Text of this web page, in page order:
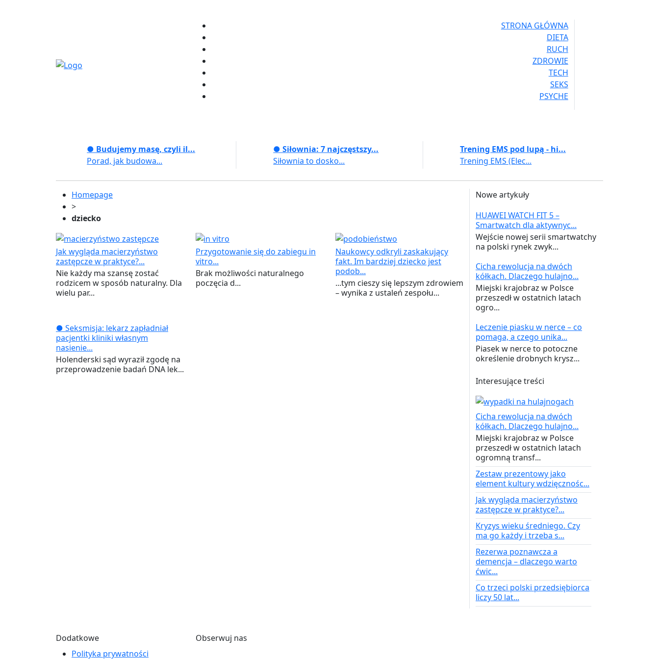
STRONA GŁÓWNA
DIETA
RUCH
ZDROWIE
TECH
SEKS
PSYCHE
● Budujemy masę, czyli il...
Porad, jak budowa...
● Siłownia: 7 najczęstszy...
Siłownia to dosko...
Trening EMS pod lupą - hi...
Trening EMS (Elec...
Homepage
>
dziecko
Jak wygląda macierzyństwo
zastępcze w praktyce?...
Nie każdy ma szansę zostać
rodzicem w sposób naturalny. Dla
wielu par...
Przygotowanie się do zabiegu in
vitro...
Brak możliwości naturalnego
poczęcia d...
Naukowcy odkryli zaskakujący
fakt. Im bardziej dziecko jest
podob...
...tym cieszy się lepszym zdrowiem
– wynika z ustaleń zespołu...
● Seksmisja: lekarz zapładniał
pacjentki kliniki własnym
nasienie...
Holenderski sąd wyraził zgodę na
przeprowadzenie badań DNA lek...
Nowe artykuły
HUAWEI WATCH FIT 5 –
Smartwatch dla aktywnyc...
Wejście nowej serii smartwatchy
na polski rynek zwyk...
Cicha rewolucja na dwóch
kółkach. Dlaczego hulajno...
Miejski krajobraz w Polsce
przeszedł w ostatnich latach
ogro...
Leczenie piasku w nerce – co
pomaga, a czego unika...
Piasek w nerce to potoczne
określenie drobnych krysz...
Interesujące treści
Cicha rewolucja na dwóch
kółkach. Dlaczego hulajno...
Miejski krajobraz w Polsce
przeszedł w ostatnich latach
ogromną transf...
Zestaw prezentowy jako
element kultury wdzięcznośc...
Jak wygląda macierzyństwo
zastępcze w praktyce?...
Kryzys wieku średniego. Czy
ma go każdy i trzeba s...
Rezerwa poznawcza a
demencja – dlaczego warto
ćwic...
Co trzeci polski przedsiębiorca
liczy 50 lat...
Dodatkowe
Polityka prywatności
Obserwuj nas